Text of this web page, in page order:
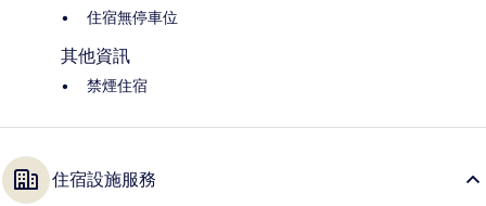
住宿無停車位
其他資訊
禁煙住宿
住宿設施服務